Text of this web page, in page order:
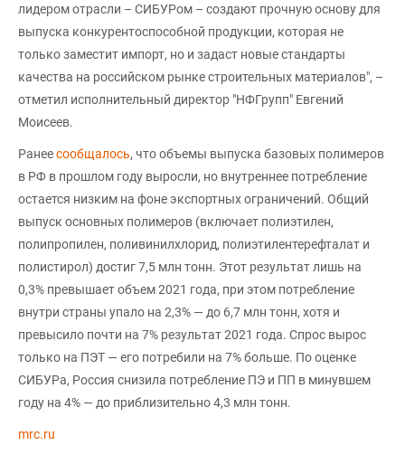
лидером отрасли – СИБУРом – создают прочную основу для
выпуска конкурентоспособной продукции, которая не
только заместит импорт, но и задаст новые стандарты
качества на российском рынке строительных материалов", –
отметил исполнительный директор "НФГрупп" Евгений
Моисеев.
Ранеесообщалось, что объемы выпуска базовых полимеров
в РФ в прошлом году выросли, но внутреннее потребление
остается низким на фоне экспортных ограничений. Общий
выпуск основных полимеров (включает полиэтилен,
полипропилен, поливинилхлорид, полиэтилентерефталат и
полистирол) достиг 7,5 млн тонн. Этот результат лишь на
0,3% превышает объем 2021 года, при этом потребление
внутри страны упало на 2,3% — до 6,7 млн тонн, хотя и
превысило почти на 7% результат 2021 года. Спрос вырос
только на ПЭТ — его потребили на 7% больше. По оценке
СИБУРа, Россия снизила потребление ПЭ и ПП в минувшем
году на 4% — до приблизительно 4,3 млн тонн.
mrc.ru